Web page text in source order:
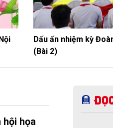
Dấu ấn nhiệm kỳ
(Bài 2)
hội họa